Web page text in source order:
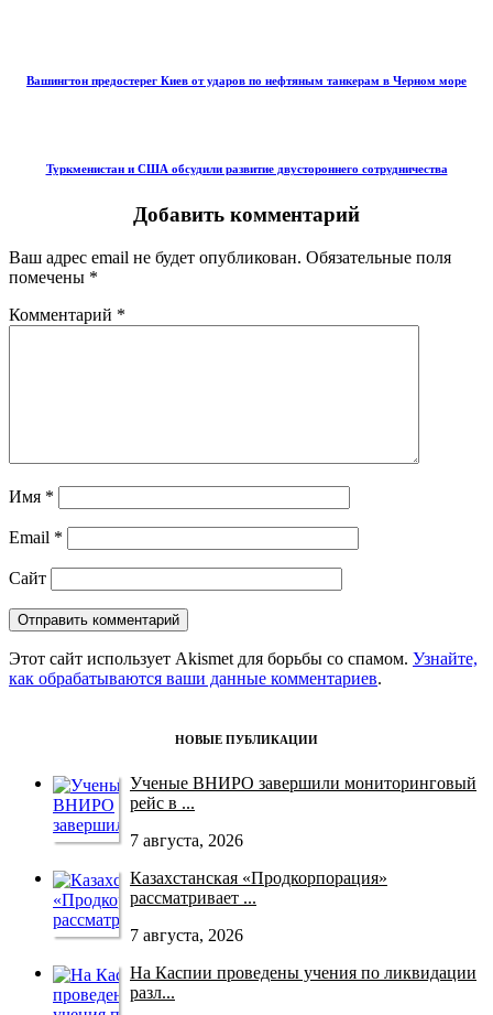
Вашингтон предостерег Киев от ударов по нефтяным танкерам в Черном море
Туркменистан и США обсудили развитие двустороннего сотрудничества
Добавить комментарий
Ваш адрес email не будет опубликован. Обязательные поля
помечены *
Комментарий *
Имя *
Email *
Сайт
Этот сайт использует Akismet для борьбы со спамом. Узнайте,
как обрабатываются ваши данные комментариев.
НОВЫЕ ПУБЛИКАЦИИ
Ученые ВНИРО завершили мониторинговый
рейс в ...
7 августа, 2026
Казахстанская «Продкорпорация»
рассматривает ...
7 августа, 2026
На Каспии проведены учения по ликвидации
разл...